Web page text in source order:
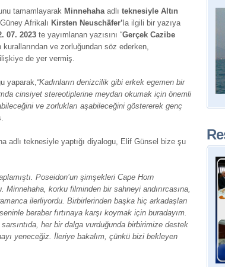
tamamlayarak Minnehaha adlı teknesiyle Altın
Afrikalı Kirsten Neuschäfer’ la ilgili bir yazıya
07. 2023 te yayımlanan yazısını “Gerçek Cazibe
kurallarından ve zorluğundan söz ederken,
de yer vermiş.
yaparak,“Kadınların denizcilik gibi erkek egemen bir
cinsiyet stereotiplerine meydan okumak için önemli
ve zorlukları aşabileceğini göstererek genç
adlı teknesiyle yaptığı diyalogu, Elif Günsel bize şu
Poseidon’un şimşekleri Cape Horn
korku filminden bir sahneyi andırırcasına,
ilerliyordu. Birbirlerinden başka hiç arkadaşları
beraber fırtınaya karşı koymak için buradayım.
her bir dalga vurduğunda birbirimize destek
yeneceğiz. İleriye bakalım, çünkü bizi bekleyen